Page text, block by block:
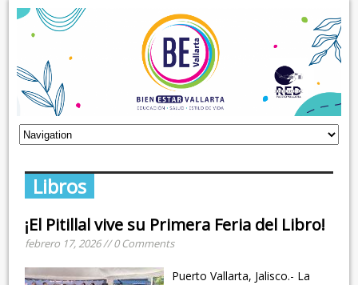
Libros
¡El Pitillal vive su Primera Feria del Libro!
febrero 17, 2026 // 0 Comments
Puerto Vallarta, Jalisco.- La